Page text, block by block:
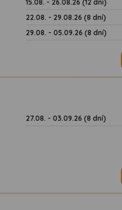
15.08. - 26.08.26 (12 dní)
22.08. - 29.08.26 (8 dní)
29.08. - 05.09.26 (8 dní)
27.08. - 03.09.26 (8 dní)